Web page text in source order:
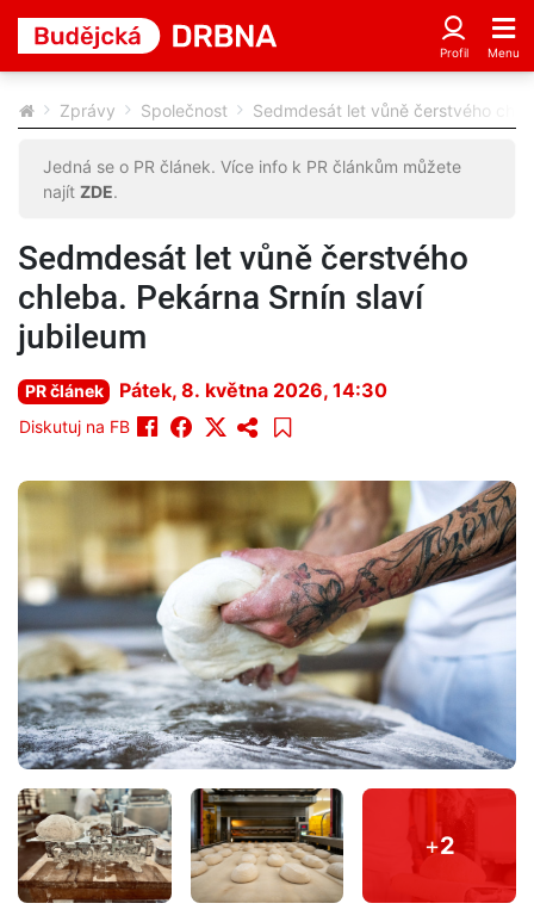
Zprávy Společnost Sedmdesát let vůně čerstvého
Jedná se o PR článek. Více info k PR článkům můžete
najít ZDE.
Sedmdesát let vůně čerstvého
chleba. Pekárna Srnín slaví
jubileum
PR článek Pátek, 8. května 2026, 14:30
Diskutuj na FB
+2